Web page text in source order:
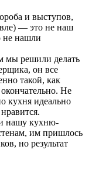
и выступов,
— это не наш
не нашли
мы решили делать
он все
такой, как
Не
кухня идеально
нашу кухню-
им пришлось
но результат